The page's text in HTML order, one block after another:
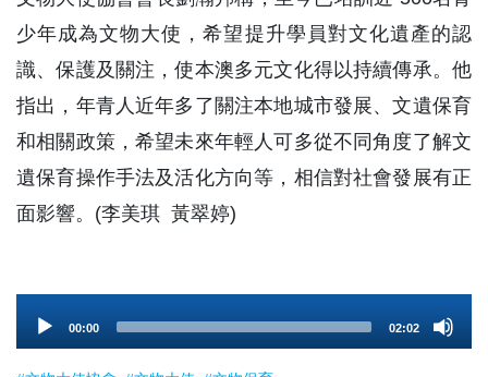
少年成為文物大使，希望提升學員對文化遺產的認
識、保護及關注，使本澳多元文化得以持續傳承。他
指出，年青人近年多了關注本地城市發展、文遺保育
和相關政策，希望未來年輕人可多從不同角度了解文
遺保育操作手法及活化方向等，相信對社會發展有正
面影響。(李美琪 黃翠婷)
Player
00:00 02:02